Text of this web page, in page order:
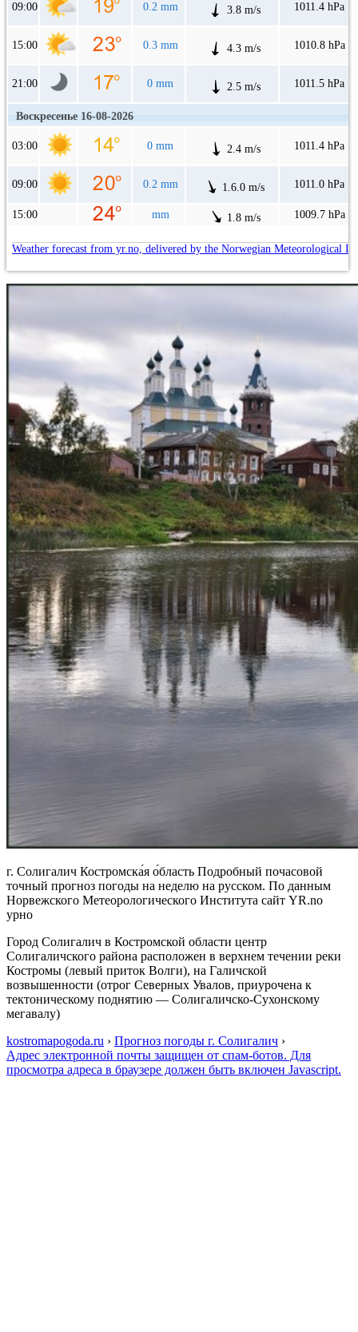
09:00 0.2 mm 3.8 m/s 1011.4 hPa
15:00 0.3 mm 4.3 m/s 1010.8 hPa
21:00 0 mm 2.5 m/s 1011.5 hPa
Воскресенье 16-08-2026
03:00 0 mm 2.4 m/s 1011.4 hPa
09:00 0.2 mm 1.6.0 m/s 1011.0 hPa
15:00 mm 1.8 m/s 1009.7 hPa
Weather forecast from yr.no, delivered by the Norwegian Meteorological
г. Солигалич Костромска́я о́бласть Подробный почасовой
точный прогноз погоды на неделю на русском. По данным
Норвежского Метеорологического Института сайт YR.no
урно
Город Солигалич в Костромской области центр
Солигаличского района расположен в верхнем течении реки
Костромы (левый приток Волги), на Галичской
возвышенности (отрог Северных Увалов, приурочена к
тектоническому поднятию — Солигаличско-Сухонскому
мегавалу)
kostromapogoda.ru › Прогноз погоды г. Солигалич ›
Адрес электронной почты защищен от спам-ботов. Для
просмотра адреса в браузере должен быть включен Javascript.